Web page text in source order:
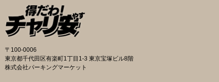
8544 最寄駅 市バス「千早」下車、花田公園北
名古屋高速高架下より 徒歩2分 返還の際に必要
な書類 返還料 3,500円 自転車の鍵 身分証明証
印鑑 名古屋市HPはこちら 豊田市で撤去された
市朝日ケ丘6丁目74 電話 0565-34-5200 最寄駅
愛知環状鉄道線新上挙母駅より 徒歩15分 返還
詳しくは直接管理事務所へお尋ねください。 利
用料金 登録手数料 不要です。 定期利用料金 一
般：2,500円／月 大学生等：1,700円／月 高校
生以下：1,500円／月 一部の方は全額免除とな
障害者手帳をお持ちの方…等） 詳しくは、市役
所にお問い合わせください。 一時利用料金 1日
〒100-0006
東京都千代田区有楽町1丁目1-3 東京宝塚ビル8階
株式会社パーキングマーケット